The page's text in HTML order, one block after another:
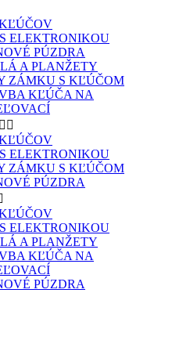
ELEKTRONIKOU
PÚZDRA
A PLANŽETY
ZÁMKU S KĽÚČOM
KĽÚČA NA
 
ELEKTRONIKOU
ZÁMKU S KĽÚČOM
PÚZDRA
ELEKTRONIKOU
A PLANŽETY
KĽÚČA NA
PÚZDRA